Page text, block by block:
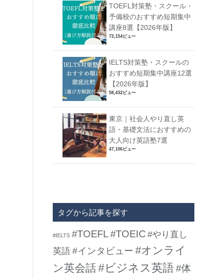
TOEFL対策塾・スクール・
予備校のおすすめ短期集中
講座8選【2026年版】
73,154ビュー
IELTS対策塾・スクールの
おすすめ短期集中講座12選
【2026年版】
58,432ビュー
東京｜社会人やり直し英
語・基礎文法におすすめの
大人向け英語塾7選
47,106ビュー
タグから記事を探す
#IELTS #TOEFL#TOEIC #やり直し
英語 #インタビュー #オンライ
ン英会話 #ビジネス英語#体